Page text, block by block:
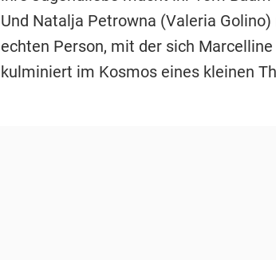
Und Natalja Petrowna (Valeria
echten Person, mit der sich
kulminiert im Kosmos eines kleinen